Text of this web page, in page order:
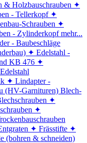
& Holzbauschrauben ✦
- Tellerkopf ✦
Schrauben ✦
- Zylinderkopf mehr...
- Baubeschläge
✦ Edelstahl -
KB 476 ✦
✦ Lindapter -
(HV-Garnituren) Blech-
✦
✦
✦ Frässtifte ✦
(bohren & schneiden)